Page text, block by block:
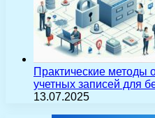
Практические методы
учетных записей для
13.07.2025